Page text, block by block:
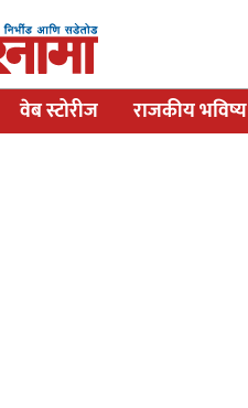
वेब स्टोरीज राजकीय भविष्य